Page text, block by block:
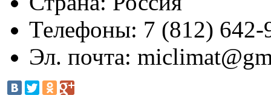
Телефоны: 7 (812) 642-
Эл. почта: